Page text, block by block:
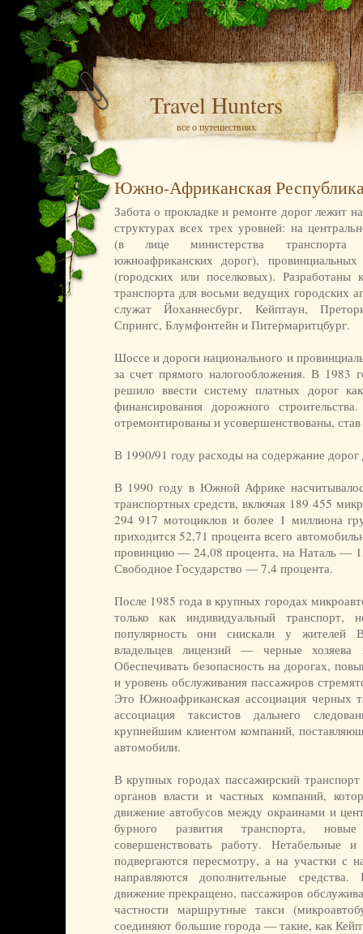
Travel Hunters
все о путешествиях
Южно-Африканская
Забота о прокладке и ремонте дорог лежит
структурах всех трех уровней: на
(в лице министерства транспорта
южноафриканских дорог),
(городских или поселковых).
транспорта для восьми ведущих городских
служат Йоханнесбург, Кейптаун,
Спрингс, Блумфонтейн и Питермаритцбург.
Шоссе и дороги национального и
за счет прямого налогообложения. В 1983
решило ввести систему платных дорог
финансирования дорожного
отремонтированы и усовершенствованы,
В 1990/91 году расходы на содержание
В 1990 году в Южной Африке
транспортных средств, включая 189 455
294 917 мотоциклов и более 1 миллиона
приходится 52,71 процента всего
провинцию — 24,08 процента, на Наталь —
Свободное Государство — 7,4 процента.
После 1985 года в крупных городах
только как индивидуальный
популярность они снискали у жителей
владельцев лицензий — черные хозяева
Обеспечивать безопасность на дорогах,
и уровень обслуживания пассажиров
Это Южноафриканская ассоциация черных
ассоциация таксистов дальнего
крупнейшим клиентом компаний,
автомобили.
В крупных городах пассажирский
органов власти и частных компаний,
движение автобусов между окраинами и
бурного развития транспорта,
совершенствовать работу. Нетабельные
подвергаются пересмотру, а на участки с
направляются дополнительные
движение прекращено, пассажиров
частности маршрутные такси
соединяют большие города — такие, как